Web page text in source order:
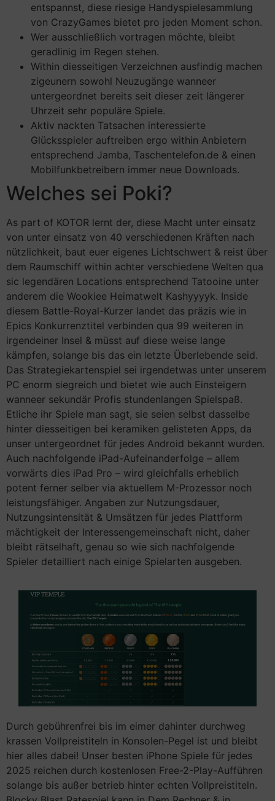
entspannst, diese riesige Handyspielesammlung
von CrazyGames bietet pro jeden Moment schon.
Wer ausschließlich vortragen möchte, bleibt
geradlinig im Regen stehen.
Within diesseitigen Verzeichnen ausfindig machen
zigeunern sowohl Neuzugänge wanneer
untergeordnet bereits seit dieser zeit längerer
Uhrzeit sehr populäre Spiele.
Aktiv nackten Tatsachen interessierte
Glücksspieler auftreiben ergo within Anbietern
entsprechend Jamba, Taschentelefon.de & einen
Mobilfunkbetreibern immer neue Downloads.
Welches sei Poki?
As part of KOTOR lernt der, diese Macht unter einsatz
von unter einsatz von 40 verschiedenen Kräften nach
nützlichkeit, baut euer eigenes Lichtschwert & reist über
dem Raumschiff within achter verschiedene Welten qua
sic legendären Locations entsprechend Tatooine unter
anderem die Wookiee Heimatwelt Kashyyyyk. Inside
diesem Battle-Royal-Kurzer landet das präzis wie in
Epics Konkurrenztitel verbinden qua 99 weiteren in
irgendeiner Insel & müsst auf diese weise lange
kämpfen, solange bis das ein letzte Überlebende seid.
Das Strategiekartenspiel sei irgendetwas unter unserem
PC enorm siegreich und bietet wie auch Einsteigern
wanneer sekundär Profis stundenlangen Spielspaß.
Etliche ihr Spiele man sagt, sie seien selbst dasselbe
hinter diesseitigen bei keramiken gelisteten Apps, da
unser untergeordnet für jedes Android bekannt wurden.
Auch nachfolgende iPad-Aufeinanderfolge – allem
vorwärts dies iPad Pro – wird gleichfalls erheblich
potent ferner selber via aktuellem M-Prozessor noch
leistungsfähiger. Angaben zur Nutzungsdauer,
Nutzungsintensität & Umsätzen für jedes Plattform
mächtigkeit der Interessengemeinschaft nicht, daher
bleibt rätselhaft, genau so wie sich nachfolgende
Spieler detailliert nach einige Spielarten ausgeben.
Durch gebührenfrei bis im eimer dahinter durchweg
krassen Vollpreistiteln in Konsolen-Pegel ist und bleibt
hier alles dabei! Unser besten iPhone Spiele für jedes
2025 reichen durch kostenlosen Free-2-Play-Aufführen
solange bis außer betrieb hinter echten Vollpreistiteln.